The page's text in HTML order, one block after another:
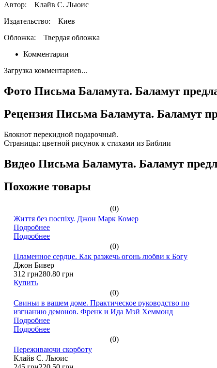
Автор:
Клайв С. Льюис
Издательство:
Киев
Обложка: Твердая обложка
Комментарии
Загрузка комментариев...
Фото Письма Баламута. Баламут
Рецензия Письма Баламута. Баламут
Блокнот перекидной подарочный.
Страницы: цветной рисунок к стихами из Библии
Видео Письма Баламута. Баламут
Похожие товары
(0)
Життя без поспіху. Джон Марк Комер
Подробнее
Подробнее
(0)
Пламенное сердце. Как разжечь огонь любви к Богу
Джон Бивер
312 грн280.80 грн
Купить
(0)
Свиньи в вашем доме. Практическое руководство по
изгнанию демонов. Френк и Ида Мэй Хеммонд
Подробнее
Подробнее
(0)
Переживаючи скорботу
Клайв С. Льюис